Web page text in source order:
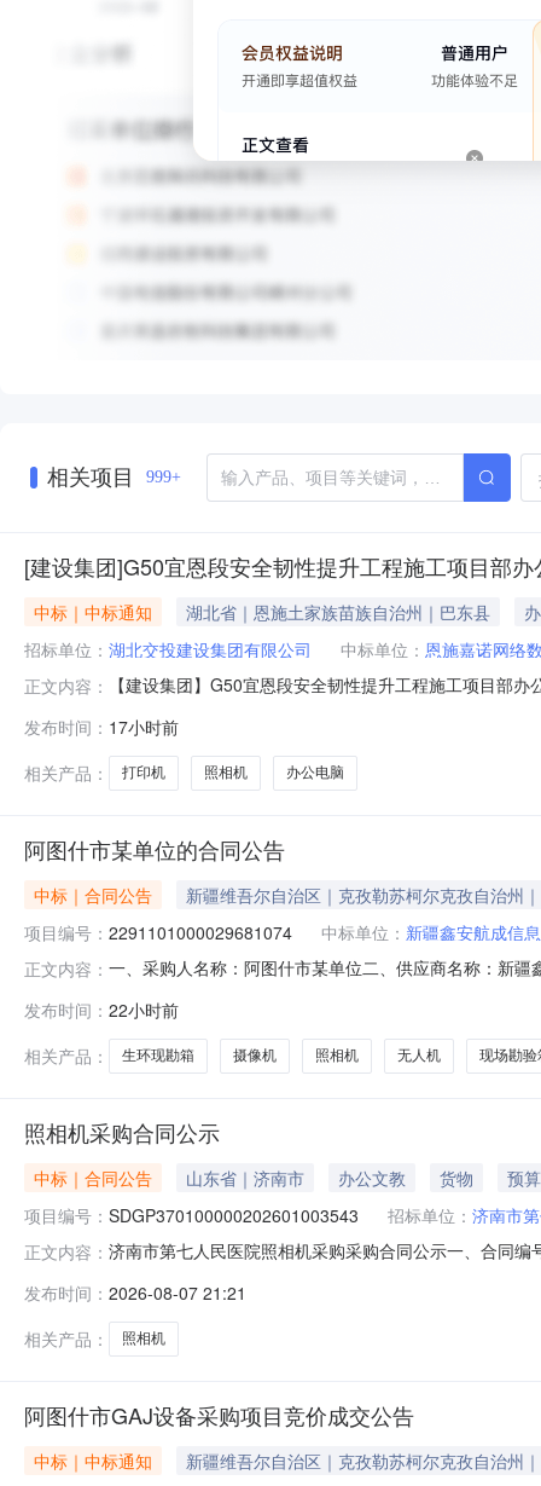
相关项目 999+
[建设集团]G50宜恩段安全韧性提升工程施工项目部
中标｜中标通知 湖北省｜恩施土家族苗族自治州｜巴东县
招标单位： 湖北交投建设集团有限公司 中标单位： 恩施嘉诺网络
正文内容：
【建设集团】G50宜恩段安全韧性提升工程施工项目部
http://ec.hbjttz.com/)上发布了预成交公示，公示期为
不含税成
发布时间： 17小时前
相关产品：
打印机 照相机 办公电脑
阿图什市某单位的合同公告
中标｜合同公告
新疆维吾尔自治区｜克孜勒苏柯尔克孜自治州
项目编号： 2291101000029681074 中标单位： 新疆鑫安航成信
正文内容： 一、采购人名称：阿图什市某单位二、供应商名称：新
箱、照相机和摄像机）采购项目详见附件项
人：阿图什市某单
发布时间： 22小时前
相关产品：
生环现勘箱 摄像机 照相机 无人机 现场勘验
照相机采购合同公示
中标｜合同公告 山东省｜济南市 办公文教 货物
预
项目编号： SDGP370100000202601003543 招标单位： 济南市
正文内容： 济南市第七人民医院照相机采购采购合同公示一、合同
方）：头号玩家（山东）网络科技有限公司地址：中国
发布时间： 2026-08-07 21:21
相关产品：
照相机
阿图什市GAJ设备采购项目竞价成交公告
中标｜中标通知
新疆维吾尔自治区｜克孜勒苏柯尔克孜自治州